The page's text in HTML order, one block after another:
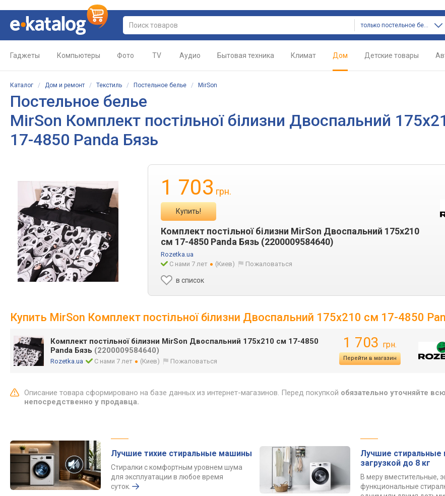
только постельное белье
Гаджеты Компьютеры Фото TV Аудио Бытовая техника Климат Дом Детские товары
Каталог / Дом и ремонт / Текстиль / Постельное белье / MirSon
Постельное белье
MirSon Комплект постільної білизни Двоспальний
17-4850 Panda Бязь
1 703 грн.
Купить!
Комплект постільної білизни MirSon Двоспальний 175х210
см 17-4850 Panda Бязь (2200009584640)
Rozetka.ua
С нами 7 лет
(Киев) Пожаловаться
в список
Купить MirSon Комплект постільної білизни Двоспальний 175х210 см 17-4850
Комплект постільної білизни MirSon Двоспальний 175х210 см 17-4850
Panda Бязь (2200009584640)
Rozetka.ua С нами 7 лет (Киев) Пожаловаться
1 703 грн.
Перейти в магазин
Описание товара сформировано на базе данных из интернет-магазинов. Перед покупкой обязательно уточняйте
непосредственно у продавца.
Лучшие тихие стиральные машины
Стиралки с комфортным уровнем шума
для эксплуатации в любое время
суток.
Лучшие
загрузкой до 8 кг
В меру вместительные,
функциональные